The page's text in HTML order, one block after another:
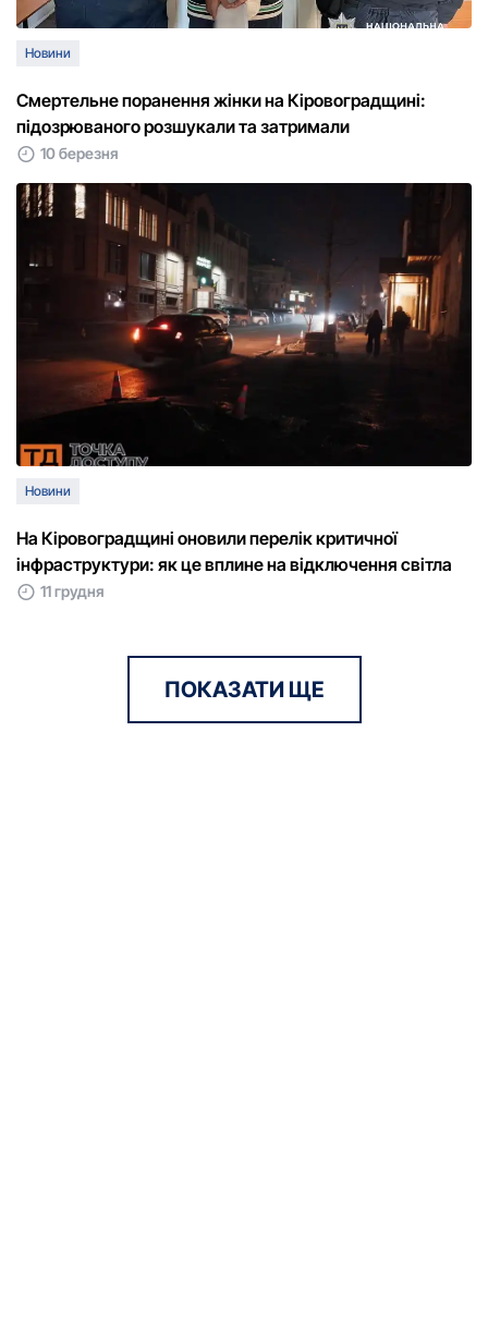
Новини
Смертельне поранення жінки на Кіровоградщині:
підозрюваного розшукали та затримали
10 березня
Новини
На Кіровоградщині оновили перелік критичної
інфраструктури: як це вплине на відключення світла
11 грудня
ПОКАЗАТИ ЩЕ